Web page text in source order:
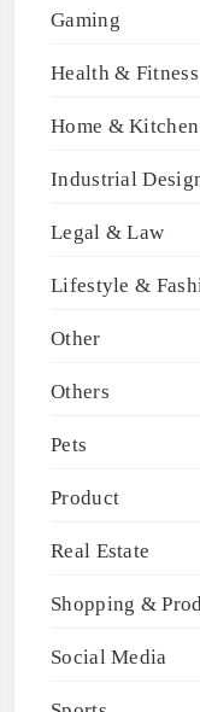
Gaming
Health & Fitness
Home &
Industrial
Legal & Law
Lifestyle &
Other
Others
Pets
Product
Real Estate
Shopping &
Social Media